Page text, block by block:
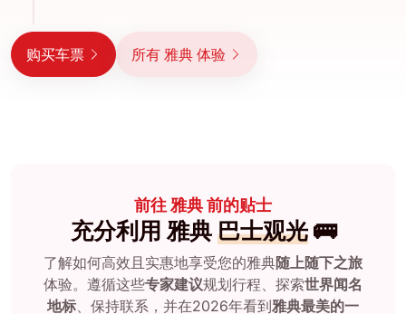
购买车票 所有 雅典 体验
前往 雅典 前的贴士
充分利用 雅典 巴士观光🚌
了解如何高效且实惠地享受您的雅典随上随下之旅
体验。遵循这些专家建议规划行程、探索世界闻名
地标 、保持联系，并在2026年看到雅典最美的一